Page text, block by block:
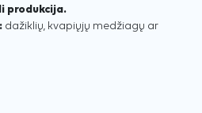
produkcija.
dažiklių, kvapiųjų medžiagų ar